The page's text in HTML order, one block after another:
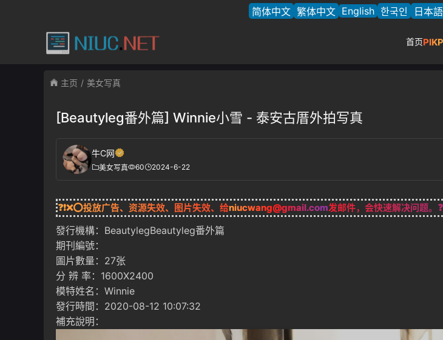
简体中文 繁体中文 English 한국인 日本語
首页
主页 美女写真
[Beautyleg番外篇] Winnie小雪 - 泰安古厝外拍写真
牛C网
美女写真 60 2024-6-22
❓❗❌⭕投放广告、资源失效、图片失效、给niucwang@gmail.com发邮件，会快速解决问题。
發行機構：BeautylegBeautyleg番外篇
期刊編號：
圖片數量：27张
分 辨 率：1600X2400
模特姓名：Winnie
發行時間：2020-08-12 10:07:32
補充說明：